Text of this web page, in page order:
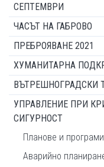
СЕПТЕМВРИ
ЧАСЪТ НА ГАБРОВО
ПРЕБРОЯВАНЕ 2021
ХУМАНИТАРНА
ВЪТРЕШНОГРАДСКИ
УПРАВЛЕНИЕ ПРИ
СИГУРНОСТ
Планове и
Аварийно